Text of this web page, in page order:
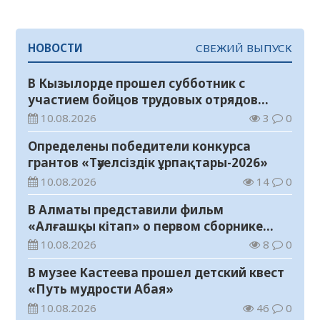
НОВОСТИ СВЕЖИЙ ВЫПУСК
В Кызылорде прошел субботник с
участием бойцов трудовых отрядов
«Жасыл ел»
10.08.2026 3 0
Определены победители конкурса
грантов «Тәуелсіздік ұрпақтары-2026»
10.08.2026 14 0
В Алматы представили фильм
«Алғашқы кітап» о первом сборнике
произведений Абая
10.08.2026 8 0
В музее Кастеева прошел детский квест
«Путь мудрости Абая»
10.08.2026 46 0